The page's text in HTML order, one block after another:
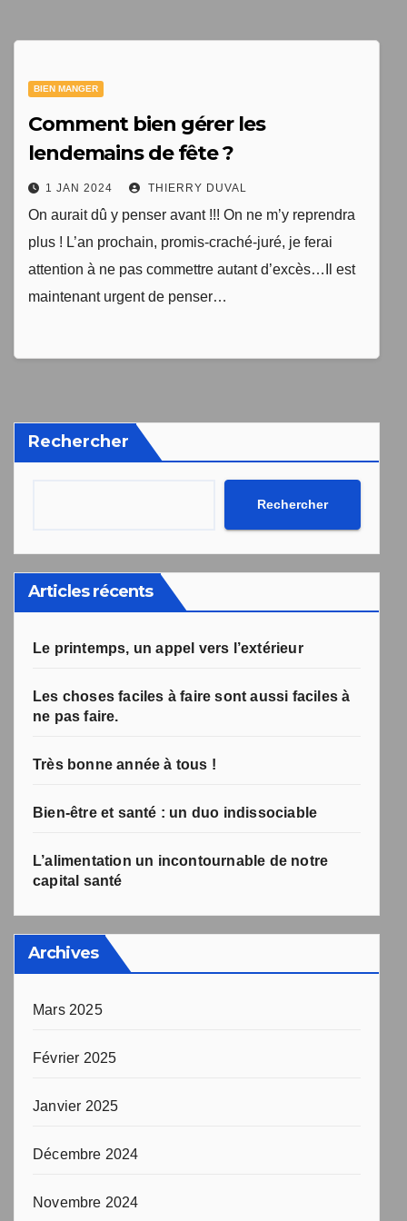
BIEN MANGER
Comment bien gérer les
lendemains de fête ?
1 JAN 2024 THIERRY DUVAL
On aurait dû y penser avant !!! On ne m’y reprendra
plus ! L’an prochain, promis-craché-juré, je ferai
attention à ne pas commettre autant d’excès…Il est
maintenant urgent de penser…
Rechercher
Rechercher
Articles récents
Le printemps, un appel vers l’extérieur
Les choses faciles à faire sont aussi faciles à
ne pas faire.
Très bonne année à tous !
Bien-être et santé : un duo indissociable
L’alimentation un incontournable de notre
capital santé
Archives
Mars 2025
Février 2025
Janvier 2025
Décembre 2024
Novembre 2024
"Les clés du bien vieillir en bonne santé"
TopEquilibre.fr pour vous envoyer votre newsletter contenant
désabonnement intégré dans la newsletter.
Une erreur est survenue lors de la soumission du
Votre inscription a bien été prise en compte, et le livre
d'ici quelques secondes à l'adresse e-mail que vous